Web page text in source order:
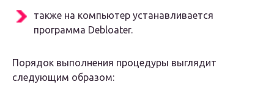
также на компьютер устанавливается
программа Debloater.
Порядок выполнения процедуры выглядит
следующим образом: